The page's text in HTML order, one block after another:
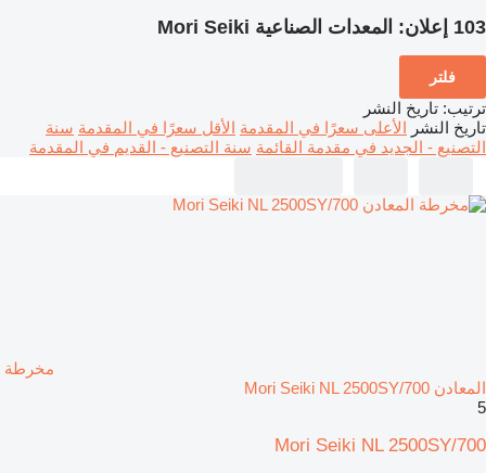
103 إعلان: المعدات الصناعية Mori Seiki
فلتر
ترتيب: تاريخ النشر
تاريخ النشر الأعلى سعرًا في المقدمة الأقل سعرًا في المقدمة سنة
التصنيع - الجديد في مقدمة القائمة سنة التصنيع - القديم في المقدمة
مخرطة
المعادن Mori Seiki NL 2500SY/700
5
Mori Seiki NL 2500SY/700